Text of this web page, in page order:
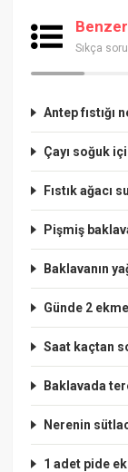
Sıkça
Antep fıstığı
Çayı soğuk
Fıstık ağacı
Pişmiş
Baklavanın
Günde 2
Saat kaçtan
Baklavada
Nerenin
1 adet pide